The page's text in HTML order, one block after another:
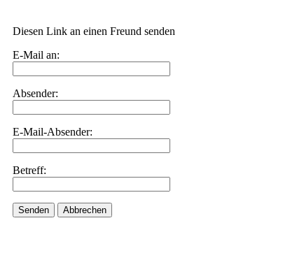
Diesen Link an einen Freund senden
E-Mail an:
Absender:
E-Mail-Absender:
Betreff:
Senden Abbrechen